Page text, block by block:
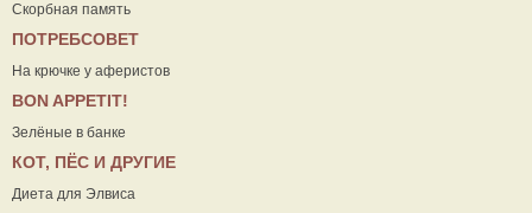
Скорбная память
ПОТРЕБСОВЕТ
На крючке у аферистов
ВON APPETIT!
Зелёные в банке
КОТ, ПЁС И ДРУГИЕ
Диета для Элвиса